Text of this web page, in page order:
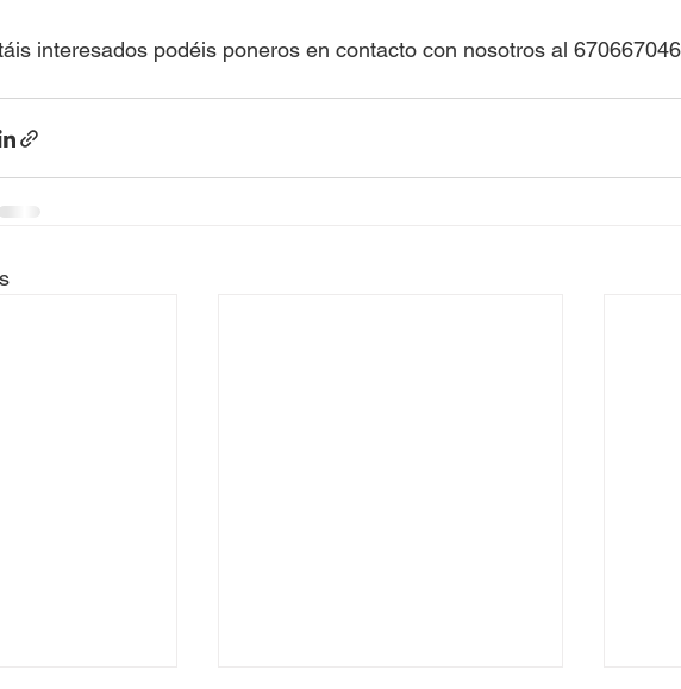
interesados podéis poneros en contacto con nosotros al